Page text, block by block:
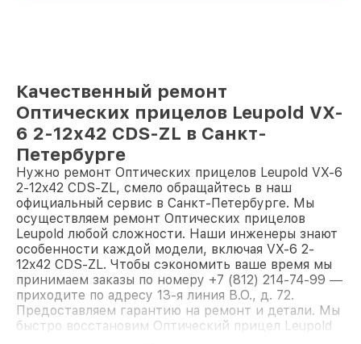
Качественный ремонт
Оптических прицелов Leupold VX-
6 2-12x42 CDS-ZL в Санкт-
Петербурге
Нужно ремонт Оптических прицелов Leupold VX-6
2-12x42 CDS-ZL, смело обращайтесь в наш
официальный сервис в Санкт-Петербурге. Мы
осуществляем ремонт Оптических прицелов
Leupold любой сложности. Наши инженеры знают
особенности каждой модели, включая VX-6 2-
12x42 CDS-ZL. Чтобы сэкономить ваше время мы
принимаем заказы по номеру +7 (812) 214-74-99 —
приходите по адресу 13-я линия В.О., д. 72.
Предоставляем гарантию на ремонт и детали. Мы
быстро восстановим Оптический прицел Leupold